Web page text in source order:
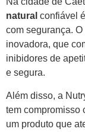
natural confiável
com segurança.
inovadora, que
inibidores de
e segura.
Além disso, a
tem compromisso
um produto que